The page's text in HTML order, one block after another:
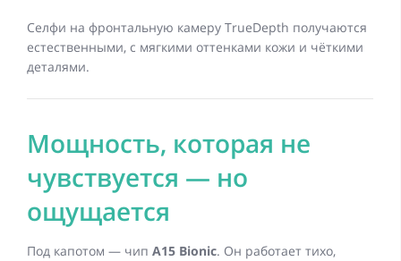
Селфи на фронтальную камеру TrueDepth получаются
естественными, с мягкими оттенками кожи и чёткими
деталями.
Мощность, которая не
чувствуется — но
ощущается
Под капотом — чип A15 Bionic. Он работает тихо,